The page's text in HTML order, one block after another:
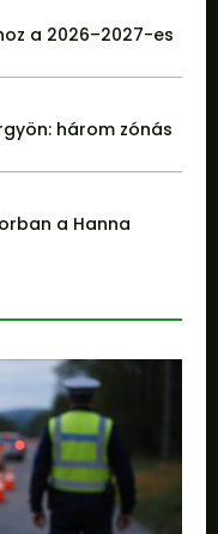
a 2026–2027-es
három zónás
a Hanna